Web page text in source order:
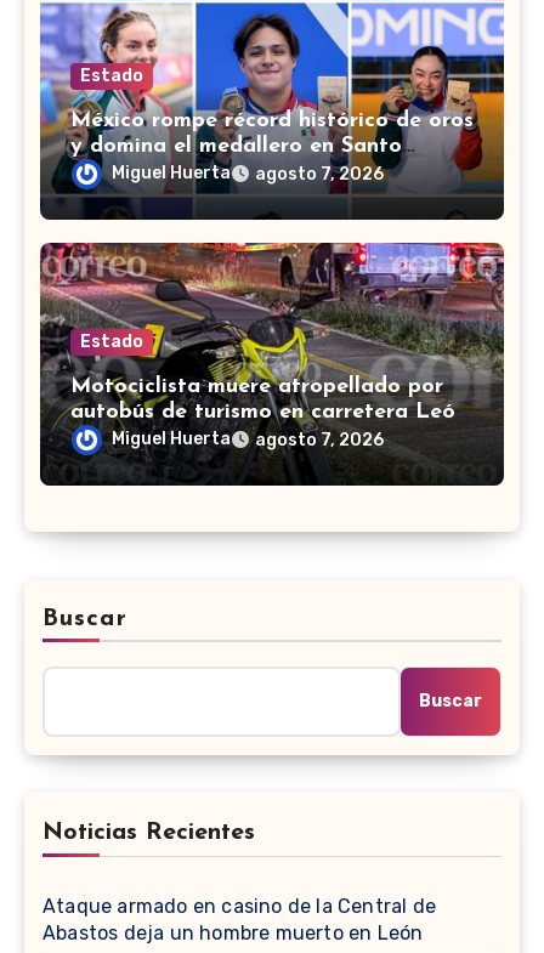
Estado
México rompe récord histórico de oros
y domina el medallero en Santo
Domingo 2026
Miguel Huerta agosto 7, 2026
Estado
Motociclista muere atropellado por
autobús de turismo en carretera León-
San Francisco del Rincón
Miguel Huerta agosto 7, 2026
Buscar
Buscar
Noticias Recientes
Ataque armado en casino de la Central de
Abastos deja un hombre muerto en León